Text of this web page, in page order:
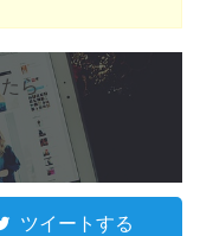
ら
ツイートする